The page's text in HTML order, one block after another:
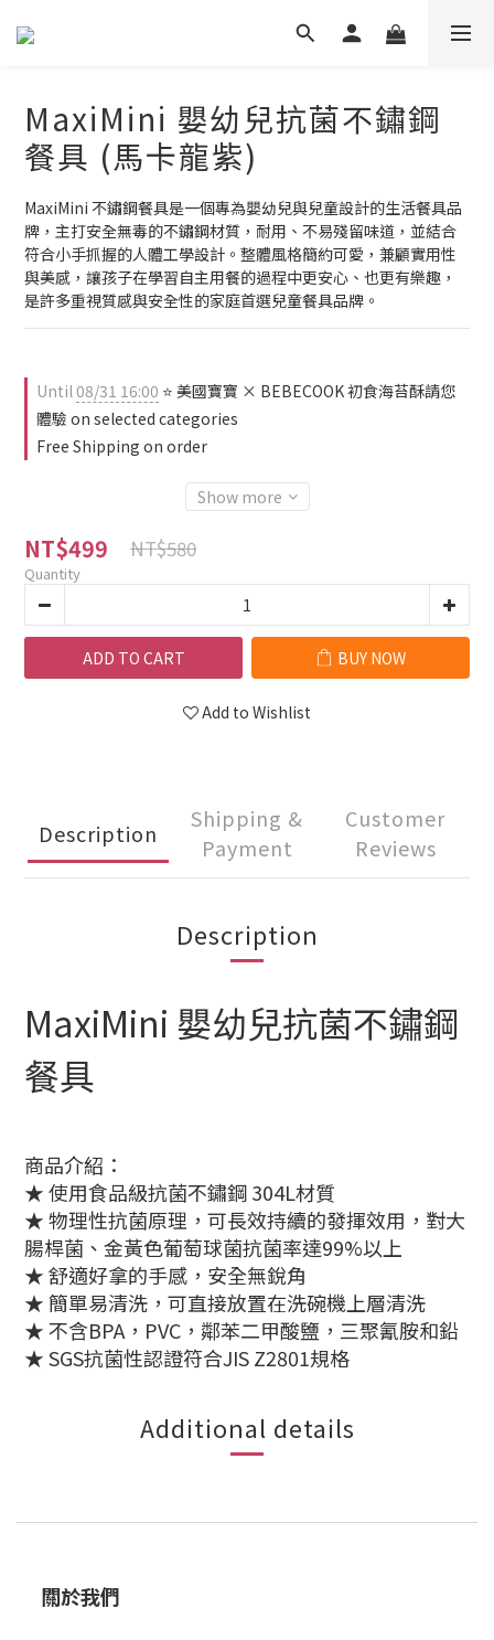
MaxiMini 嬰幼兒抗菌不鏽鋼
餐具 (馬卡龍紫)
MaxiMini 不鏽鋼餐具是一個專為嬰幼兒與兒童設計的生活餐具品
牌，主打安全無毒的不鏽鋼材質，耐用、不易殘留味道，並結合
符合小手抓握的人體工學設計。整體風格簡約可愛，兼顧實用性
與美感，讓孩子在學習自主用餐的過程中更安心、也更有樂趣，
是許多重視質感與安全性的家庭首選兒童餐具品牌。
Until08/31 16:00 ⭐ 美國寶寶 × BEBECOOK 初食海苔酥請您
體驗 on selected categories
Free Shipping on order
Show more
NT$499 NT$580
Quantity
ADD TO CART BUY NOW
Add to Wishlist
Description
Shipping &
Payment
Customer
Reviews
Description
MaxiMini 嬰幼兒抗菌不鏽鋼
餐具
商品介紹：
★ 使用食品級抗菌不鏽鋼 304L材質
★ 物理性抗菌原理，可長效持續的發揮效用，對大
腸桿菌、金黃色葡萄球菌抗菌率達99%以上
★ 舒適好拿的手感，安全無銳角
★ 簡單易清洗，可直接放置在洗碗機上層清洗
★ 不含BPA，PVC，鄰苯二甲酸鹽，三聚氰胺和鉛
★ SGS抗菌性認證符合JIS Z2801規格
Additional details
關於我們